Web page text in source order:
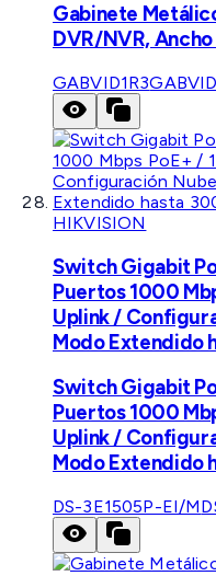
Gabinete
DVR/NVR,
GABVID1R3
HIKVISION
Switch Gigabit
Puertos 1000
Uplink /
Modo Extendido
Switch Gigabit
Puertos 1000
Uplink /
Modo Extendido
DS-3E1505P-EI/M